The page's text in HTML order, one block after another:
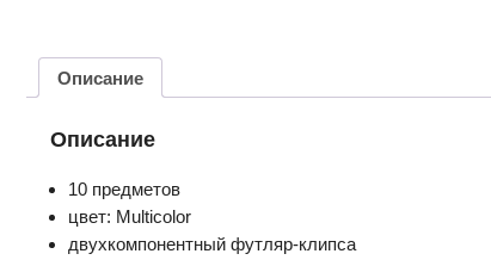
Описание
Описание
10 предметов
цвет: Multicolor
двухкомпонентный футляр-клипса